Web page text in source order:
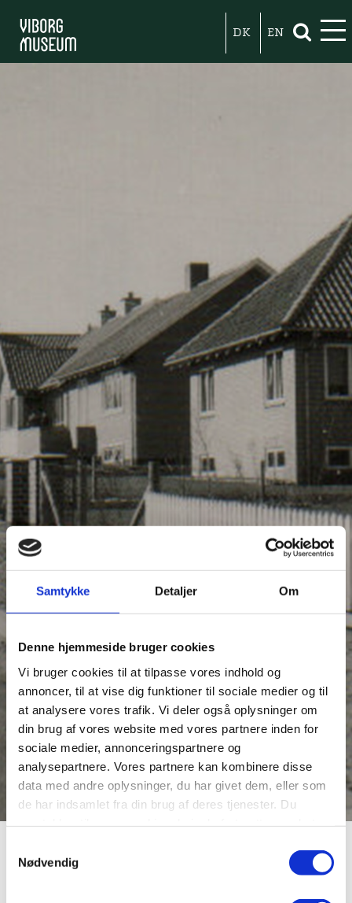
Samtykke Detaljer Om
Denne hjemmeside bruger cookies
Vi bruger cookies til at tilpasse vores indhold og
annoncer, til at vise dig funktioner til sociale medier og til
at analysere vores trafik. Vi deler også oplysninger om
din brug af vores website med vores partnere inden for
sociale medier, annonceringspartnere og
analysepartnere. Vores partnere kan kombinere disse
data med andre oplysninger, du har givet dem, eller som
de har indsamlet fra din brug af deres tjenester. Du
Nødvendig
DK EN
Johannes Ewalds